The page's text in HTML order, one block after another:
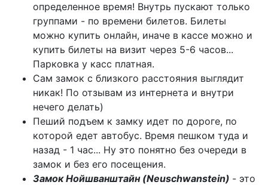
определенное время! Внутрь пускают только
группами - по времени билетов. Билеты
можно купить онлайн, иначе в кассе можно и
купить билеты на визит через 5-6 часов...
Парковка у касс платная.
Сам замок с близкого расстояния выглядит
никак! По отзывам из интернета и внутри
нечего делать)
Пеший подъем к замку идет по дороге, по
которой едет автобус. Время пешком туда и
назад - 1 час... Ну это понятно без очереди в
замок и без его посещения.
Замок Нойшванштайн (Neuschwanstein) - это